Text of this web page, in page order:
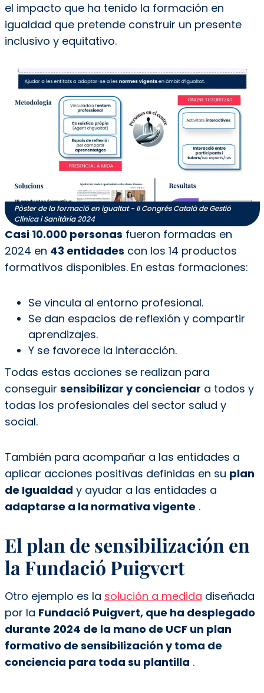
el impacto que ha tenido la formación en
igualdad que pretende construir un presente
inclusivo y equitativo.
Pòster de la formació en igualtat - II Congrés Català de Gestió
Clínica i Sanitària 2024
Casi 10.000 personas fueron formadas en
2024 en 43 entidades con los 14 productos
formativos disponibles. En estas formaciones:
Se vincula al entorno profesional.
Se dan espacios de reflexión y compartir
aprendizajes.
Y se favorece la interacción.
Todas estas acciones se realizan para
conseguir sensibilizar y concienciar a todos y
todas los profesionales del sector salud y
social.
También para acompañar a las entidades a
aplicar acciones positivas definidas en su plan
de Igualdad y ayudar a las entidades a
adaptarse a la normativa vigente .
El plan de sensibilización en
la Fundació Puigvert
Otro ejemplo es la solución a medida diseñada
por la Fundació Puigvert, que ha desplegado
durante 2024 de la mano de UCF un plan
formativo de sensibilización y toma de
conciencia para toda su plantilla .